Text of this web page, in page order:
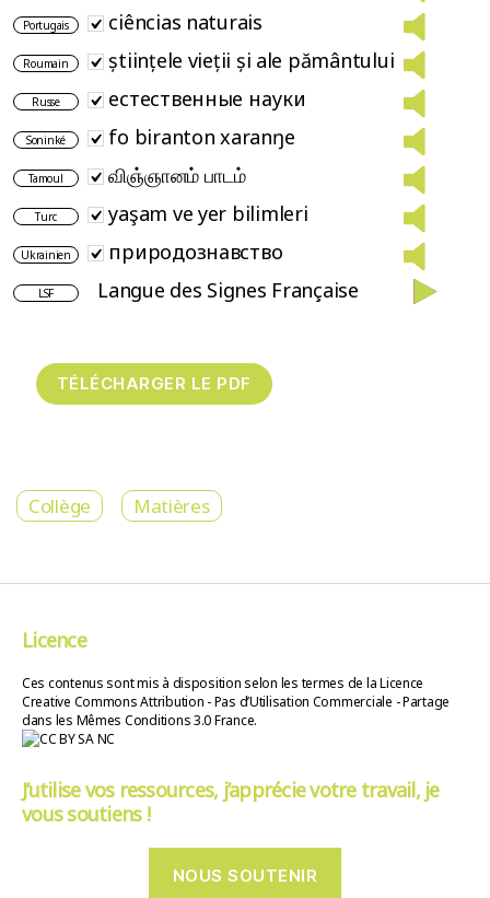
Portugais ciências naturais
Roumain științele vieții și ale pământului
Russe естественные науки
Soninké fo biranton xaranŋe
Tamoul விஞ்ஞானம் பாடம்
Turc yaşam ve yer bilimleri
Ukrainien природознавство
LSF Langue des Signes Française
Collège Matières
Licence
Ces contenus sont mis à disposition selon les termes de la Licence
Creative Commons Attribution - Pas d’Utilisation Commerciale - Partage
dans les Mêmes Conditions 3.0 France.
J’utilise vos ressources, j’apprécie votre travail, je
vous soutiens !
NOUS SOUTENIR